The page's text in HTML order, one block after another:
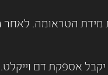
הטראומה. לאחר
אספקת דם וייקלט.